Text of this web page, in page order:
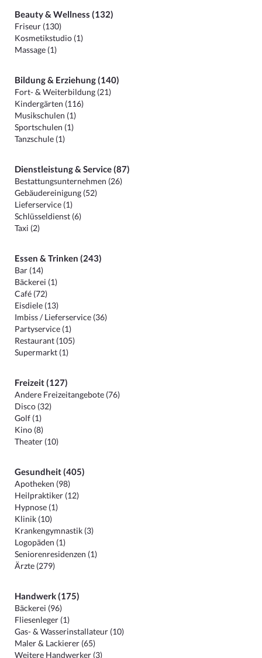
Beauty & Wellness (132)
Friseur (130)
Kosmetikstudio (1)
Massage (1)
Bildung & Erziehung (140)
Fort- & Weiterbildung (21)
Kindergärten (116)
Musikschulen (1)
Sportschulen (1)
Tanzschule (1)
Dienstleistung & Service (87)
Bestattungsunternehmen (26)
Gebäudereinigung (52)
Lieferservice (1)
Schlüsseldienst (6)
Taxi (2)
Essen & Trinken (243)
Bar (14)
Bäckerei (1)
Café (72)
Eisdiele (13)
Imbiss / Lieferservice (36)
Partyservice (1)
Restaurant (105)
Supermarkt (1)
Freizeit (127)
Andere Freizeitangebote (76)
Disco (32)
Golf (1)
Kino (8)
Theater (10)
Gesundheit (405)
Apotheken (98)
Heilpraktiker (12)
Hypnose (1)
Klinik (10)
Krankengymnastik (3)
Logopäden (1)
Seniorenresidenzen (1)
Ärzte (279)
Handwerk (175)
Bäckerei (96)
Fliesenleger (1)
Gas- & Wasserinstallateur (10)
Maler & Lackierer (65)
Weitere Handwerker (3)